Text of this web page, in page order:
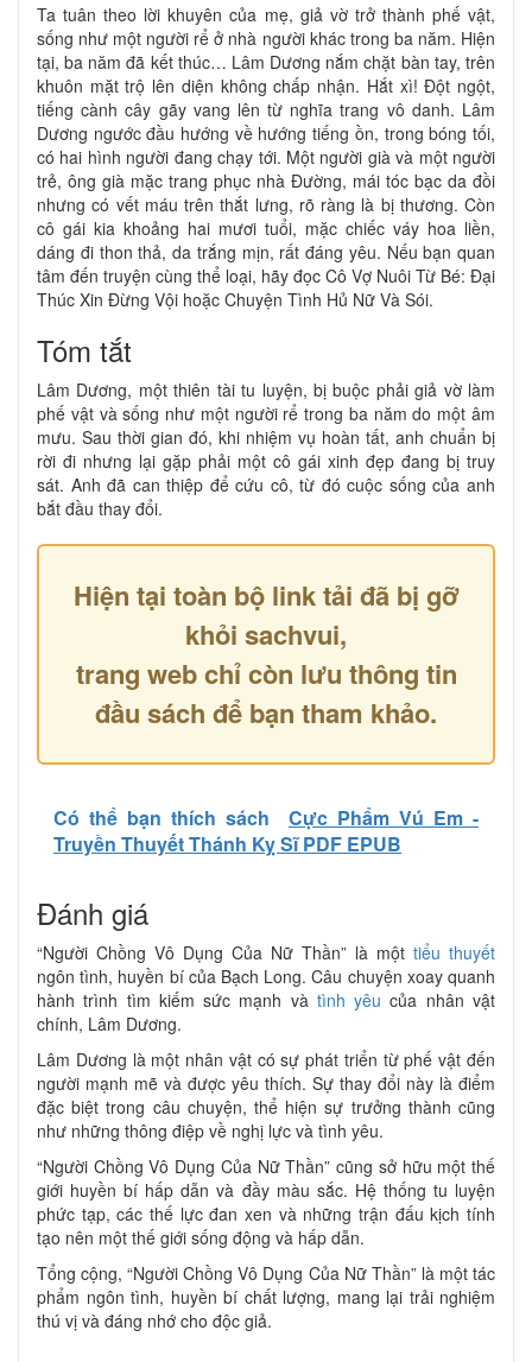
Ta tuân theo lời khuyên của mẹ, giả vờ trở thành phế vật,
sống như một người rể ở nhà người khác trong ba năm. Hiện
tại, ba năm đã kết thúc… Lâm Dương nắm chặt bàn tay, trên
khuôn mặt trộ lên diện không chấp nhận. Hắt xì! Đột ngột,
tiếng cành cây gãy vang lên từ nghĩa trang vô danh. Lâm
Dương ngước đầu hướng về hướng tiếng ồn, trong bóng tối,
có hai hình người đang chạy tới. Một người già và một người
trẻ, ông già mặc trang phục nhà Đường, mái tóc bạc da đồi
nhưng có vết máu trên thắt lưng, rõ ràng là bị thương. Còn
cô gái kia khoảng hai mươi tuổi, mặc chiếc váy hoa liền,
dáng đi thon thả, da trắng mịn, rất đáng yêu. Nếu bạn quan
tâm đến truyện cùng thể loại, hãy đọc Cô Vợ Nuôi Từ Bé: Đại
Thúc Xin Đừng Vội hoặc Chuyện Tình Hủ Nữ Và Sói.
Tóm tắt
Lâm Dương, một thiên tài tu luyện, bị buộc phải giả vờ làm
phế vật và sống như một người rể trong ba năm do một âm
mưu. Sau thời gian đó, khi nhiệm vụ hoàn tất, anh chuẩn bị
rời đi nhưng lại gặp phải một cô gái xinh đẹp đang bị truy
sát. Anh đã can thiệp để cứu cô, từ đó cuộc sống của anh
bắt đầu thay đổi.
Hiện tại toàn bộ link tải đã bị gỡ
khỏi sachvui,
trang web chỉ còn lưu thông tin
đầu sách để bạn tham khảo.
Có thể bạn thích sách
Cực Phẩm Vú Em -
Truyền Thuyết Thánh Kỵ Sĩ PDF EPUB
Đánh giá
“Người Chồng Vô Dụng Của Nữ Thần” là một tiểu thuyết
ngôn tình, huyền bí của Bạch Long. Câu chuyện xoay quanh
hành trình tìm kiếm sức mạnh và tình yêu của nhân vật
chính, Lâm Dương.
Lâm Dương là một nhân vật có sự phát triển từ phế vật đến
người mạnh mẽ và được yêu thích. Sự thay đổi này là điểm
đặc biệt trong câu chuyện, thể hiện sự trưởng thành cũng
như những thông điệp về nghị lực và tình yêu.
“Người Chồng Vô Dụng Của Nữ Thần” cũng sở hữu một thế
giới huyền bí hấp dẫn và đầy màu sắc. Hệ thống tu luyện
phức tạp, các thế lực đan xen và những trận đấu kịch tính
tạo nên một thế giới sống động và hấp dẫn.
Tổng cộng, “Người Chồng Vô Dụng Của Nữ Thần” là một tác
phẩm ngôn tình, huyền bí chất lượng, mang lại trải nghiệm
thú vị và đáng nhớ cho độc giả.